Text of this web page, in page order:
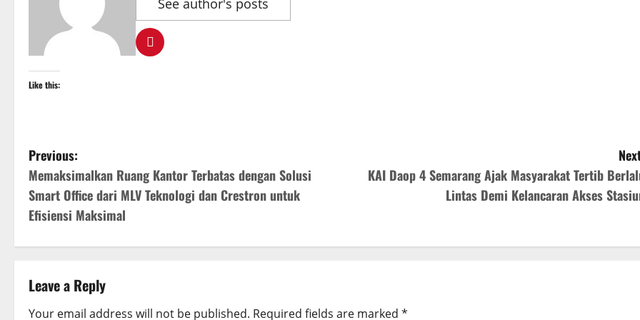
See author's posts
Like this:
P
o
s
t
n
a
Previous:
Memaksimalkan Ruang Kantor Terbatas dengan Solusi
Smart Office dari MLV Teknologi dan Crestron untuk
Efisiensi Maksimal
KAI Daop 4 Semarang Ajak Masyarakat Tertib
Lintas Demi Kelancaran Akses
Leave a Reply
Your email address will not be published. Required fields are marked *